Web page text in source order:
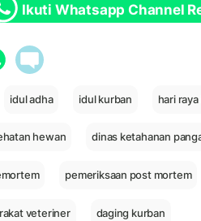
Ikuti Whatsapp Channel
idul adha idul kurban hari
hewan dinas ketahanan
pemeriksaan post mortem
veteriner daging kurban